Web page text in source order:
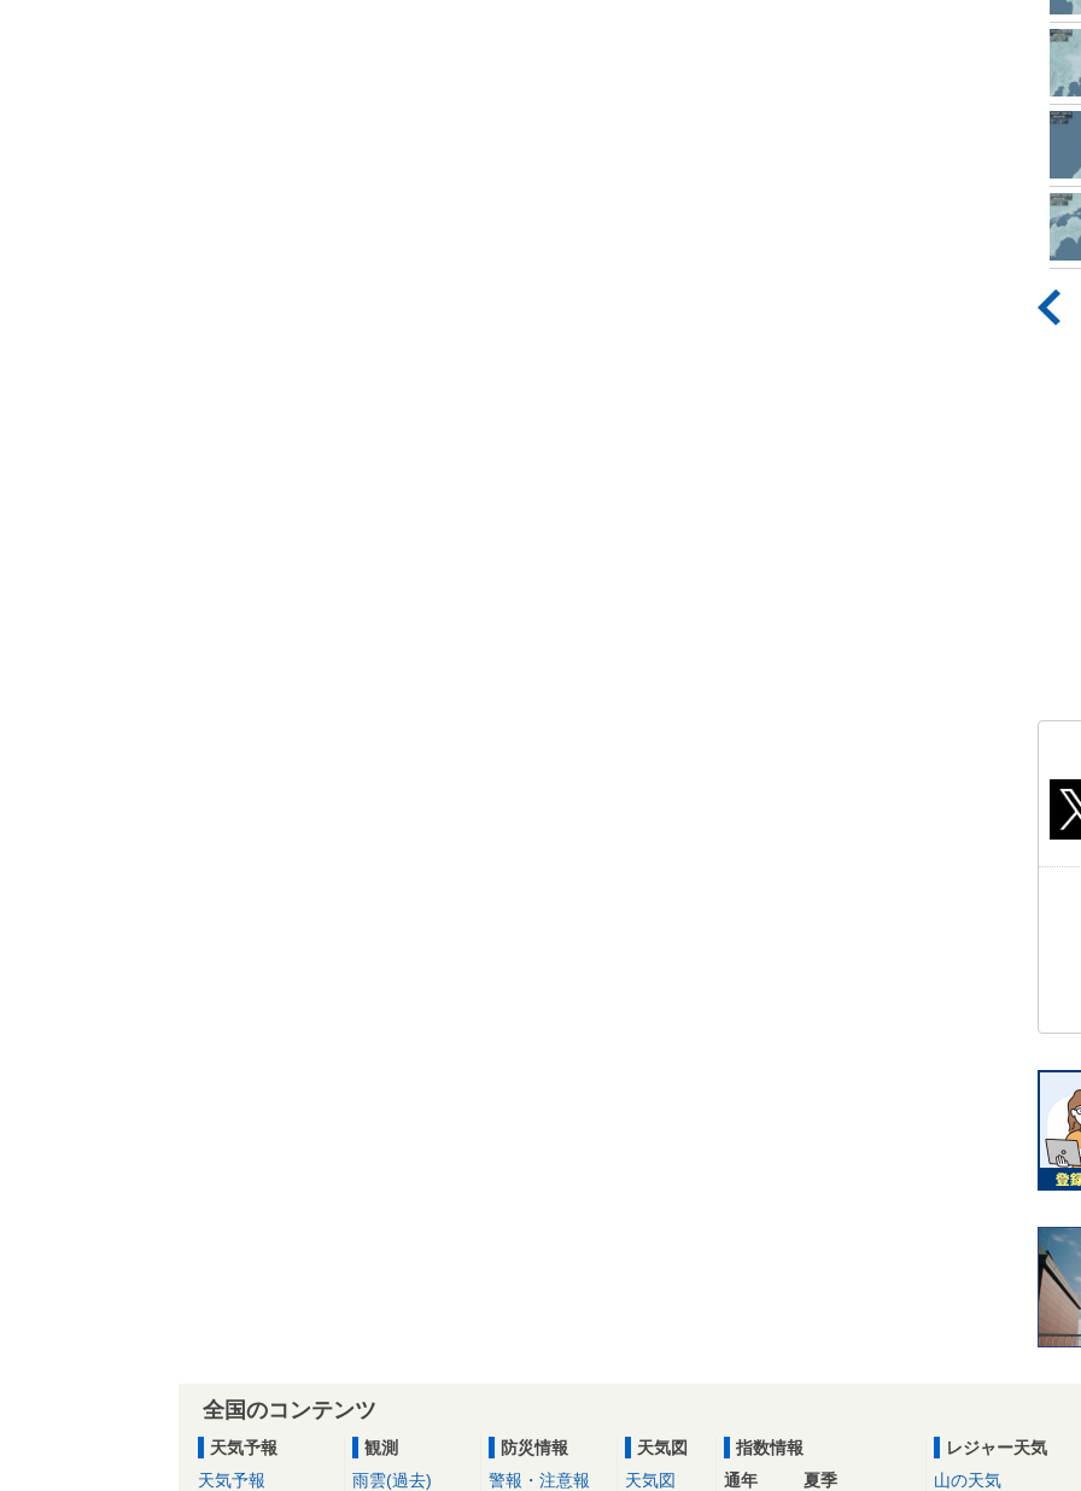
全国のコンテンツ
天気予報
天気予報
観測
雨雲(過去)
防災情報
警報・注意報
天気図
天気図
指数情報
通年
夏季
レジャー天気
山の天気